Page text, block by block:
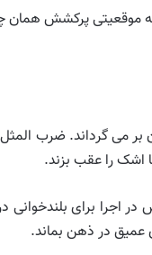
موقعیتی پرکشش
بر می گرداند. ضرب
اشک را عقب بزند.
اجرا برای
در ذهن بماند.